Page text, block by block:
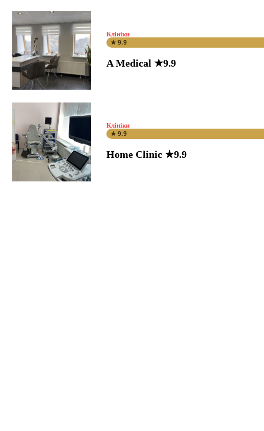
Клініки
★ 9.9
A Medical ★9.9
Клініки
★ 9.9
Home Clinic ★9.9